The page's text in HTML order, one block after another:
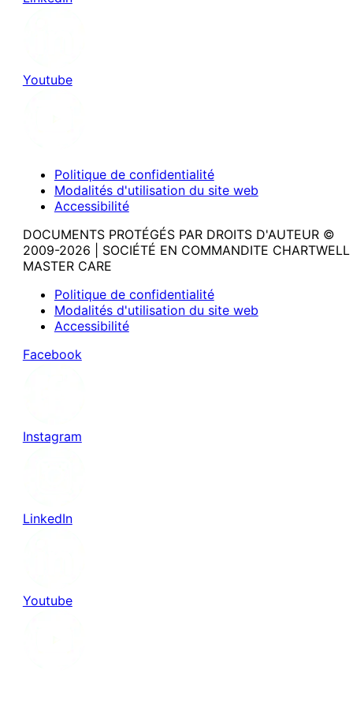
Youtube
Politique de confidentialité
Modalités d'utilisation du site web
Accessibilité
DOCUMENTS PROTÉGÉS PAR DROITS D'AUTEUR ©
2009-2026 | SOCIÉTÉ EN COMMANDITE CHARTWELL
MASTER CARE
Politique de confidentialité
Modalités d'utilisation du site web
Accessibilité
Facebook
Instagram
LinkedIn
Youtube